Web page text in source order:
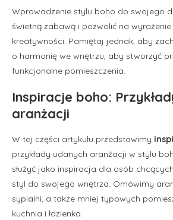
Wprowadzenie stylu boho do swojego
świetną zabawą i pozwolić na
kreatywności. Pamiętaj jednak, aby
o harmonię we wnętrzu, aby stworzyć
funkcjonalne pomieszczenia.
Inspiracje boho:
aranżacji
W tej części artykułu przedstawimy
przykłady udanych aranżacji w stylu
służyć jako inspiracja dla osób
styl do swojego wnętrza. Omówimy
sypialni, a także mniej typowych
kuchnia i łazienka.